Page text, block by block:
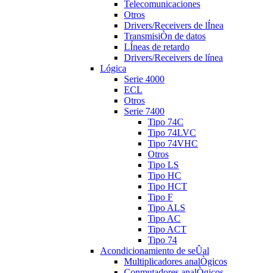
Telecomunicaciones
Otros
Drivers/Receivers de lÍnea
TransmisiÒn de datos
LÍneas de retardo
Drivers/Receivers de línea
Lógica
Serie 4000
ECL
Otros
Serie 7400
Tipo 74C
Tipo 74LVC
Tipo 74VHC
Otros
Tipo LS
Tipo HC
Tipo HCT
Tipo F
Tipo ALS
Tipo AC
Tipo ACT
Tipo 74
Acondicionamiento de seÛal
Multiplicadores analÒgicos